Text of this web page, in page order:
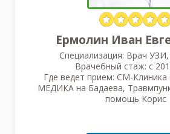
Ермолин Иван
Специализация: Врач
Врачебный стаж: с
Где ведет прием: СМ-Клиника
МЕДИКА на Бадаева,
помощь Корис